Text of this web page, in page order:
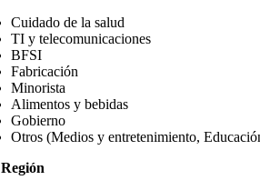
Cuidado de la salud
TI y telecomunicaciones
BFSI
Fabricación
Minorista
Alimentos y bebidas
Gobierno
Otros (Medios y entretenimiento,
Región